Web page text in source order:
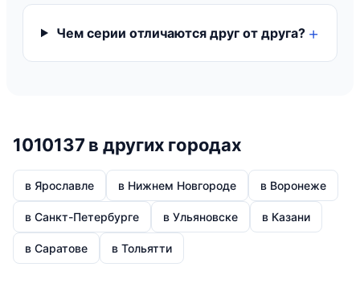
Чем серии отличаются друг от друга?
1010137 в других городах
в Ярославле в Нижнем Новгороде в Воронеже
в Санкт-Петербурге в Ульяновске в Казани
в Саратове в Тольятти